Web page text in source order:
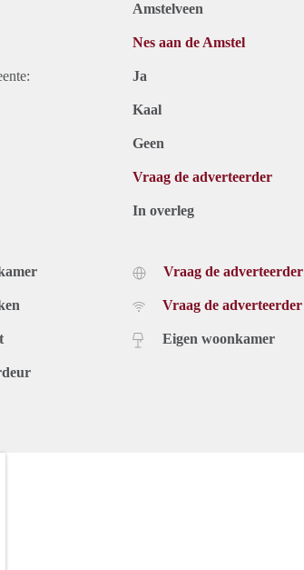
Amstelveen
Nes aan de Amstel
Ja
Kaal
Geen
Vraag de adverteerder
In overleg
Vraag de adverteerder
Vraag de adverteerder
Eigen woonkamer